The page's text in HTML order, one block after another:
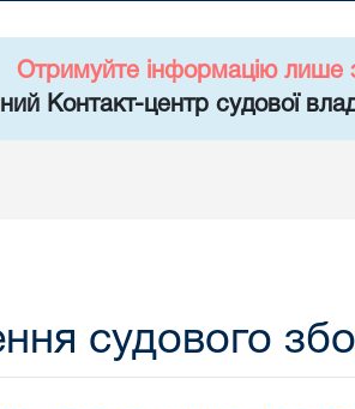
Отримуйте інформацію лише
Контакт-центр судової
судового